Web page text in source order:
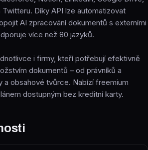
Díky API lze automatizovat
AI zpracování dokumentů s externími
více než 80 jazyků.
i firmy, kteří potřebují efektivně
dokumentů – od právníků a
a obsahové tvůrce. Nabízí freemium
dostupným bez kreditní karty.